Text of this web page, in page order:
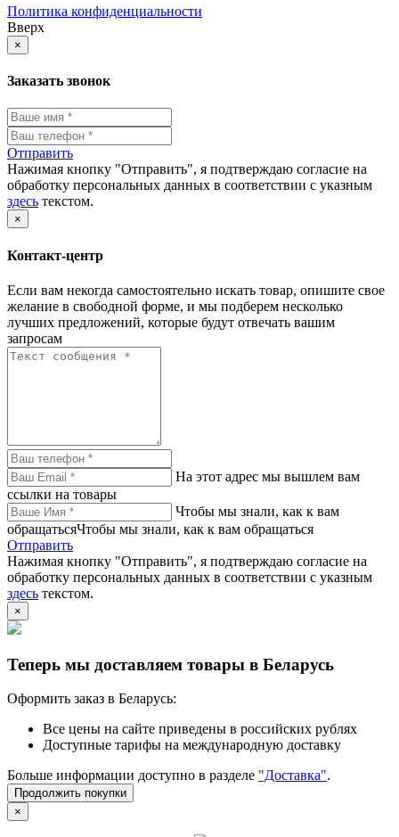
Политика конфиденциальности
Вверх
×
Заказать звонок
Отправить
Нажимая кнопку "Отправить", я подтверждаю согласие на
обработку персональных данных в соответствии с указным
здесь текстом.
×
Контакт-центр
Если вам некогда самостоятельно искать товар, опишите свое
желание в свободной форме, и мы подберем несколько
лучших предложений, которые будут отвечать вашим
запросам
На этот адрес мы вышлем вам
ссылки на товары
Чтобы мы знали, как к вам
обращатьсяЧтобы мы знали, как к вам обращаться
Отправить
Нажимая кнопку "Отправить", я подтверждаю согласие на
обработку персональных данных в соответствии с указным
здесь текстом.
×
Теперь мы доставляем товары в Беларусь
Оформить заказ в Беларусь:
Все цены на сайте приведены в российских рублях
Доступные тарифы на международную доставку
Больше информации доступно в разделе "Доставка".
Продолжить покупки
×